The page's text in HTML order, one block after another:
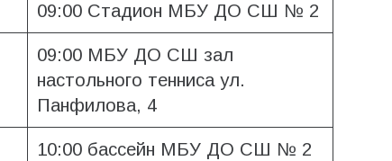
09:00 Стадион МБУ ДО СШ № 2
09:00 МБУ ДО СШ зал
настольного тенниса ул.
Панфилова, 4
10:00 бассейн МБУ ДО СШ № 2